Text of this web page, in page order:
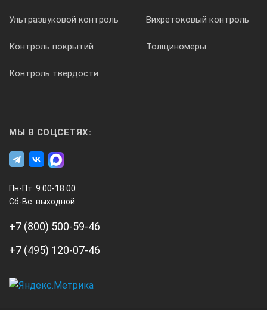
Ультразвуковой контроль Вихретоковый контроль
Контроль покрытий Толщиномеры
Контроль твердости
МЫ В СОЦСЕТЯХ:
Пн-Пт: 9:00-18:00
Сб-Вс: выходной
+7 (800) 500-59-46
+7 (495) 120-07-46